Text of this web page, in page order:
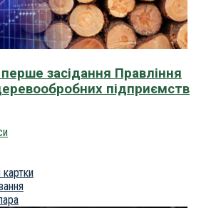
засідання Правління
підприємств
картки